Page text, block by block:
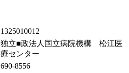
1325010012
独立■政法人国立病院機構 松江医
療センター
690-8556